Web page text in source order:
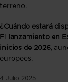
terreno.
¿Cuándo estará
El
lanzamiento en
inicios de 2026,
europeos.
4 Julio 2025